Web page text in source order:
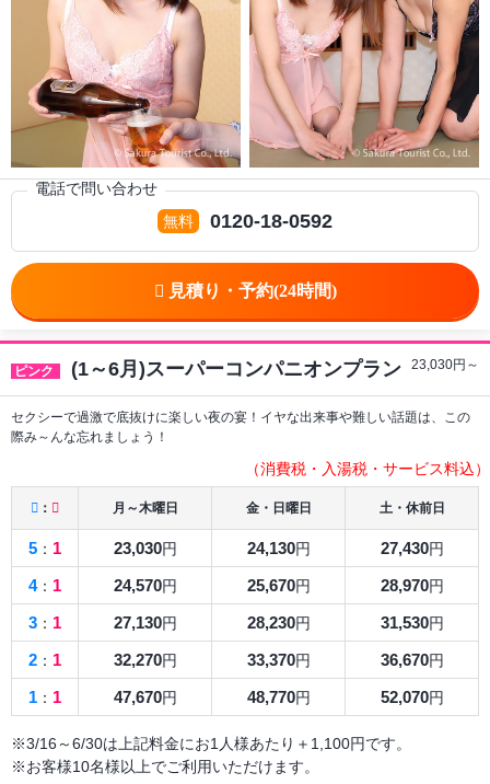
電話で問い合わせ
0120-18-0592
ピンク (1～6月)スーパーコンパニオンプラン 23,030円～
セクシーで過激で底抜けに楽しい夜の宴！イヤな出来事や難しい話題は、この
際み～んな忘れましょう！
（消費税・入湯税・サービス料込）
： 月～木曜日 金・日曜日 土・休前日
5 ： 1 23,030円 24,130円 27,430円
4： 1 24,570円 25,670円 28,970円
3 ： 1 27,130円 28,230円 31,530円
2 ： 1 32,270円 33,370円 36,670円
1 ： 1 47,670円 48,770円 52,070円
※3/16～6/30は上記料金にお1人様あたり＋1,100円です。
※お客様10名様以上でご利用いただけます。